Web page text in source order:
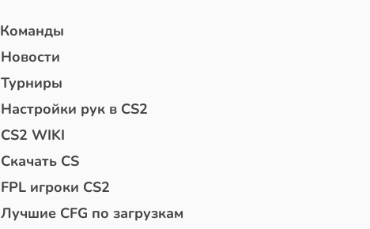
Команды
Новости
Турниры
Настройки рук в CS2
CS2 WIKI
Скачать CS
FPL игроки CS2
Лучшие CFG по загрузкам